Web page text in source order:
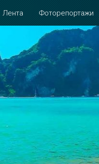
Лента Фоторепортажи